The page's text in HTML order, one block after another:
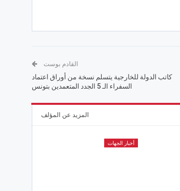
القادم بوست
كاتب الدولة للخارجية يتسلم نسخة من أوراق اعتماد
السفراء الـ 5 الجدد المتعمدين بتونس
المزيد عن المؤلف
أخبار الجهات